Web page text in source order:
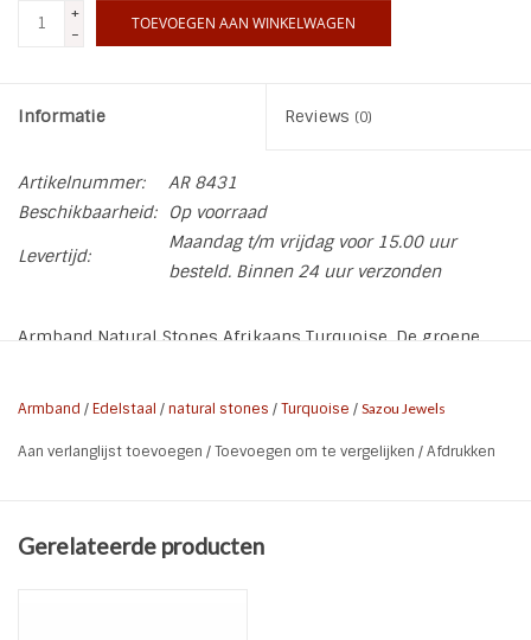
+
-
TOEVOEGEN AAN WINKELWAGEN
Informatie Reviews (0)
Artikelnummer:
AR 8431
Beschikbaarheid:
Op voorraad
Levertijd:
Maandag t/m vrijdag voor 15.00 uur
besteld. Binnen 24 uur verzonden
Armband Natural Stones Afrikaans Turquoise. De groene
bij? Stuur ons een WhatsApp!
* Kleur: Groen | Zwart | Zilver Steel
Armband /Edelstaal /natural stones /Turquoise / Sazou Jewels
Aan verlanglijst toevoegen /Toevoegen om te vergelijken /Afdrukken
Gerelateerde producten